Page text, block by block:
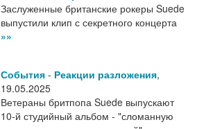
Заслуженные британские рокеры Suede
выпустили клип с секретного концерта
»»
События - Реакции разложения,
19.05.2025
Ветераны бритпопа Suede выпускают
10-й студийный альбом - "сломанную